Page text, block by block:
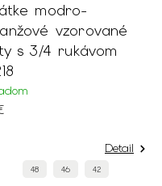
modro-
vzorované
s 3/4 rukávom
Detail
48 46 42